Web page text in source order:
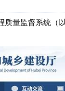
量监督系统（